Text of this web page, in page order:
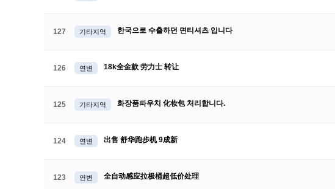
127 기타지역 한국으로 수출하던 면티셔츠 입니다
126 연변 18k全金款 劳力士 转让
125 기타지역 화장품파우치 化妆包 처리합니다.
124 연변 出售 舒华跑步机 9成新
123 연변 全自动感应拉极桶超低价处理